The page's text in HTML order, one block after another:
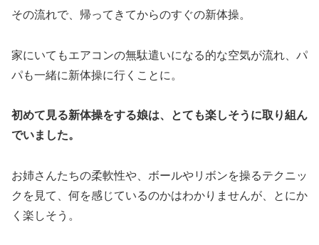
その流れで、帰ってきてからのすぐの新体操。
家にいてもエアコンの無駄遣いになる的な空気が流れ、パ
パも一緒に新体操に行くことに。
初めて見る新体操をする娘は、とても楽しそうに取り組ん
でいました。
お姉さんたちの柔軟性や、ボールやリボンを操るテクニッ
クを見て、何を感じているのかはわかりませんが、とにか
く楽しそう。